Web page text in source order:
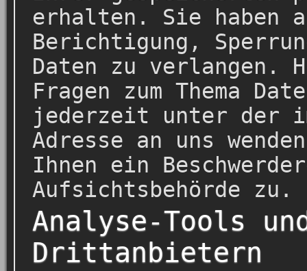
erhalten. Sie haben
Berichtigung,
Daten zu verlangen.
Fragen zum Thema
jederzeit unter der im
Adresse an uns
Ihnen ein
Aufsichtsbehörde zu.
Analyse-Tools
Drittanbietern